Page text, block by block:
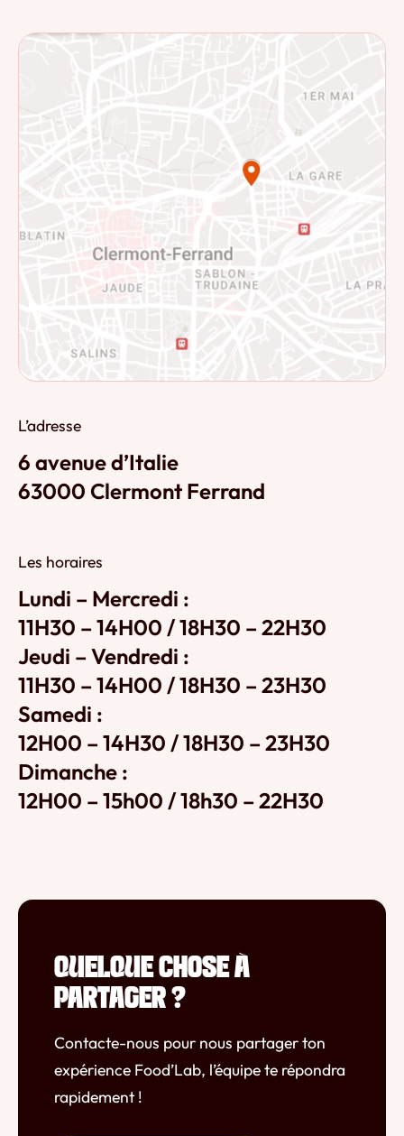
L’adresse
6 avenue d’Italie
63000 Clermont Ferrand
Les horaires
Lundi – Mercredi :
11H30 – 14H00 / 18H30 – 22H30
Jeudi – Vendredi :
11H30 – 14H00 / 18H30 – 23H30
Samedi :
12H00 – 14H30 / 18H30 – 23H30
Dimanche :
12H00 – 15h00 / 18h30 – 22H30
QUELQUE CHOSE À
PARTAGER ?
Contacte-nous pour nous partager ton
expérience Food’Lab, l’équipe te répondra
rapidement !